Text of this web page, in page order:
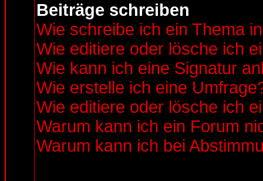
Beiträge schreiben
Wie schreibe ich ein Thema
Wie editiere oder lösche ich
Wie kann ich eine Signatur
Wie erstelle ich eine
Wie editiere oder lösche ich
Warum kann ich ein Forum
Warum kann ich bei